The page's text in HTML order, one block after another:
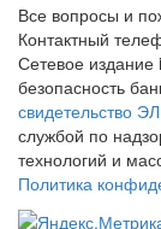
Все вопросы и
Контактный
Сетевое
безопасность
свидетельство
службой по
технологий и
Политика